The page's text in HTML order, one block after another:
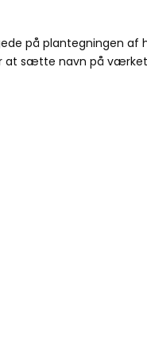
på plantegningen
at sætte navn på